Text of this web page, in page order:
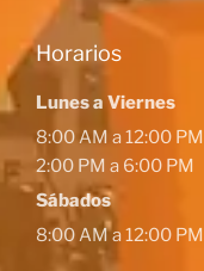
Horarios
Lunes a Viernes
8:00 AM a 12:00 PM
2:00 PM a 6:00 PM
Sábados
8:00 AM a 12:00 PM